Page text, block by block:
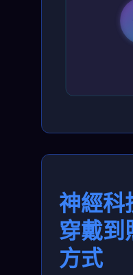
神經科
穿戴到
方式